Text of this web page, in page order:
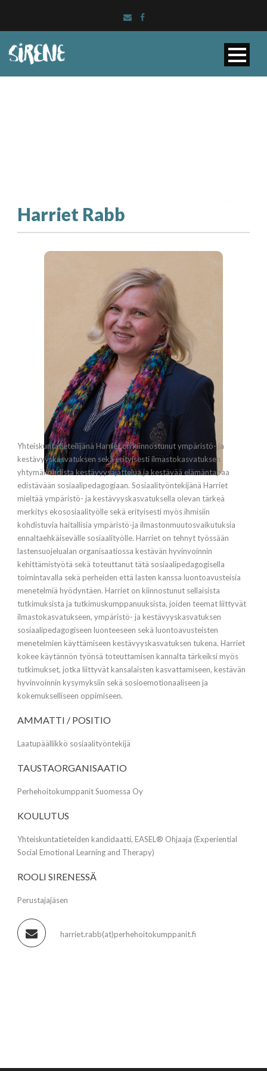
Harriet Rabb
Yhteiskuntatieteilijänä Harriet on kiinnostunut ympäristö- ja
kestävyyskasvatuksen sekä erityisesti ilmastokasvatuksen
yhtymäkohdista kestävyysajattelua ja kestävää elämäntapaa
edistävään sosiaalipedagogiaan. Sosiaalityöntekijänä Harriet
mieltää ympäristö- ja kestävyyskasvatuksella olevan tärkeä
merkitys ekososiaalityölle sekä erityisesti myös ihmisiin
kohdistuvia haitallisia ympäristö-ja ilmastonmuutosvaikutuksia
ennaltaehkäisevälle sosiaalityölle. Harriet on tehnyt työssään
lastensuojelualan organisaatiossa kestävän hyvinvoinnin
kehittämistyötä sekä toteuttanut tätä sosiaalipedagogisella
toimintavalla sekä perheiden että lasten kanssa luontoavusteisia
menetelmiä hyödyntäen. Harriet on kiinnostunut sellaisista
tutkimuksista ja tutkimuskumppanuuksista, joiden teemat liittyvät
ilmastokasvatukseen, ympäristö- ja kestävyyskasvatuksen
sosiaalipedagogiseen luonteeseen sekä luontoavusteisten
menetelmien käyttämiseen kestävyyskasvatuksen tukena. Harriet
kokee käytännön työnsä toteuttamisen kannalta tärkeiksi myös
tutkimukset, jotka liittyvät kansalaisten kasvattamiseen, kestävän
hyvinvoinnin kysymyksiin sekä sosioemotionaaliseen ja
kokemukselliseen oppimiseen.
AMMATTI / POSITIO
Laatupäällikkö sosiaalityöntekijä
TAUSTAORGANISAATIO
Perhehoitokumppanit Suomessa Oy
KOULUTUS
Yhteiskuntatieteiden kandidaatti, EASEL® Ohjaaja (Experiential
Social Emotional Learning and Therapy)
ROOLI SIRENESSÄ
Perustajajäsen
harriet.rabb(at)perhehoitokumppanit.fi